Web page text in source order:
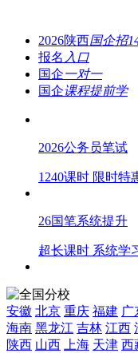
2026陕西国企招
报名 入口
国企一对一
国企课程提前学
2026公务员笔试
1240课时 限时特
26国笔系统提升
超长课时 系统学
安徽 北京 重庆 福建 广
海南 黑龙江 吉林 江西
陕西 山西 上海 天津 西